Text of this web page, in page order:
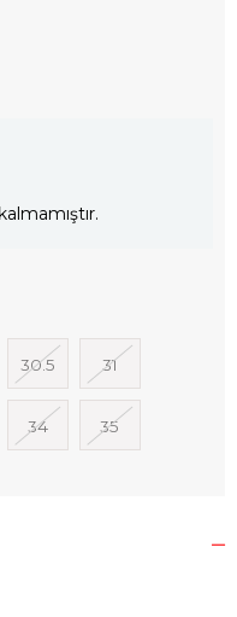
30.5 31
34 35